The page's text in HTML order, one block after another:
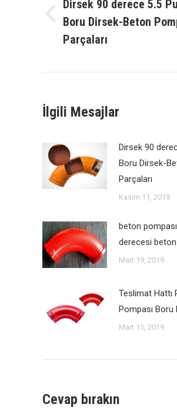
Önceki
yazı:
Dirsek 90 derece 5.5
Boru Dirsek-Beton
Parçaları
İlgili Mesajlar
Dirsek 90
Boru Dirsek-
Parçaları
Kasım 11, 2019
beton
derecesi
Mart 19, 2019
Teslimat Hattı
Pompası Boru
Mart 15, 2019
Cevap bırakın